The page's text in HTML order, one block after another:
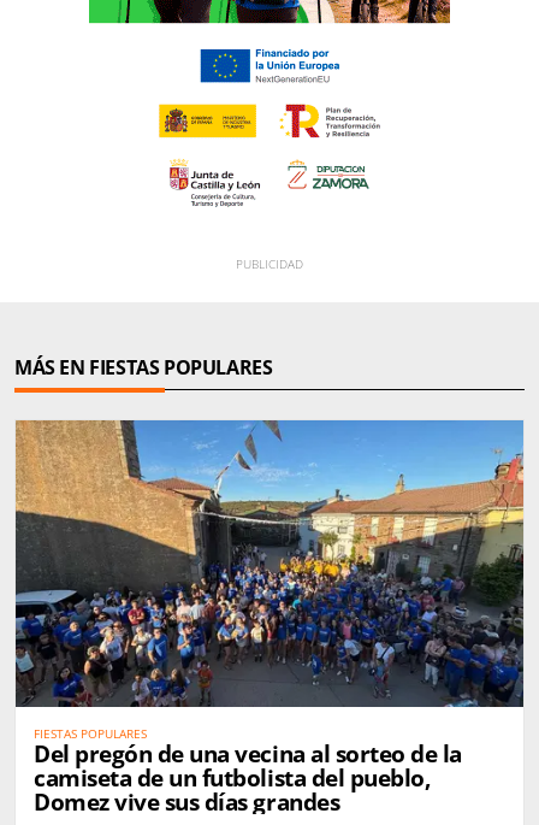
MÁS EN FIESTAS POPULARES
FIESTAS POPULARES
Del pregón de una vecina al sorteo de la
camiseta de un futbolista del pueblo,
Domez vive sus días grandes